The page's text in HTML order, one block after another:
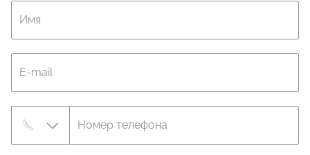
Имя
E-mail
Номер телефона